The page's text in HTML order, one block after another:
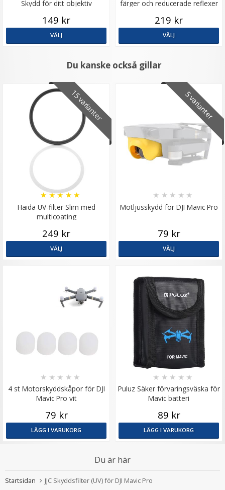
Skydd för ditt objektiv
149 kr
VÄLJ
färger och reducerade reflexer
219 kr
VÄLJ
Du kanske också gillar
15 varianter
Haida UV-filter Slim med
multicoating
★★★★ ★
249 kr
VÄLJ
5 varianter
Motljusskydd för DJI Mavic Pro
★ ★ ★ ★ ★
79 kr
VÄLJ
4 st Motorskyddskåpor för DJI
Mavic Pro vit
★ ★ ★ ★ ★
79 kr
LÄGG I VARUKORG
Puluz Säker förvaringsväska för
Mavic batteri
★ ★ ★ ★ ★
89 kr
LÄGG I VARUKORG
Du är här
Startsidan JJC Skyddsfilter (UV) för DJI Mavic Pro